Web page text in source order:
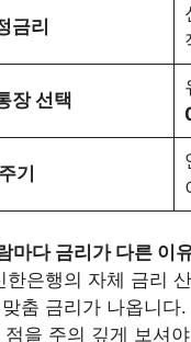
금리
장 선택
기
마다 금리가 다른 이
한은행의 자체 금리
춤 금리가 나옵니다
점을 주의 깊게 보셔